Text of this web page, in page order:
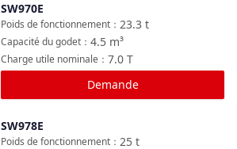
SW970E
23.3 t
Poids de fonctionnement ：
4.5 m³
Capacité du godet ：
7.0 T
Charge utile nominale ：
Demande
SW978E
25 t
Poids de fonctionnement ：